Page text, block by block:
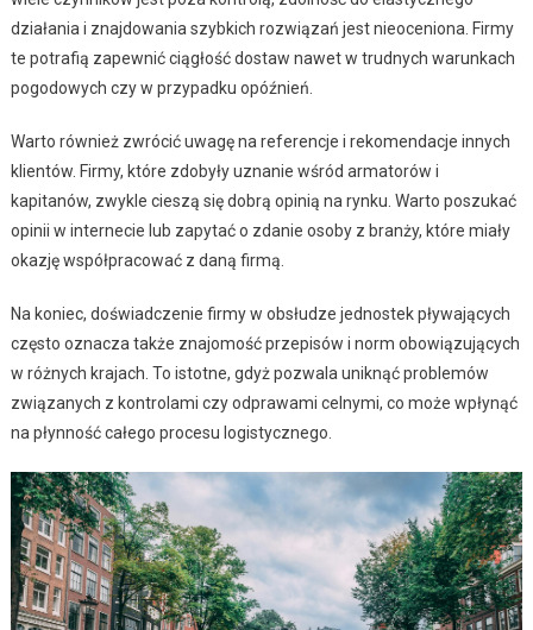
działania i znajdowania szybkich rozwiązań jest nieoceniona. Firmy
te potrafią zapewnić ciągłość dostaw nawet w trudnych warunkach
pogodowych czy w przypadku opóźnień.
Warto również zwrócić uwagę na referencje i rekomendacje innych
klientów. Firmy, które zdobyły uznanie wśród armatorów i
kapitanów, zwykle cieszą się dobrą opinią na rynku. Warto poszukać
opinii w internecie lub zapytać o zdanie osoby z branży, które miały
okazję współpracować z daną firmą.
Na koniec, doświadczenie firmy w obsłudze jednostek pływających
często oznacza także znajomość przepisów i norm obowiązujących
w różnych krajach. To istotne, gdyż pozwala uniknąć problemów
związanych z kontrolami czy odprawami celnymi, co może wpłynąć
na płynność całego procesu logistycznego.